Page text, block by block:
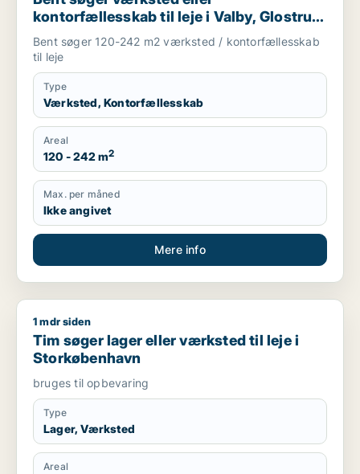
kontorfællesskab til leje i Valby, Glostrup
eller Brøndby m.fl.
Bent søger 120-242 m2 værksted / kontorfællesskab
til leje
Type
Værksted, Kontorfællesskab
Areal
120 - 242 m2
Max. per måned
Ikke angivet
Mere info
Tim søger lager eller værksted til leje i Storkøbenhavn
1 mdr siden
Tim søger lager eller værksted til leje i
Storkøbenhavn
bruges til opbevaring
Type
Lager, Værksted
Areal